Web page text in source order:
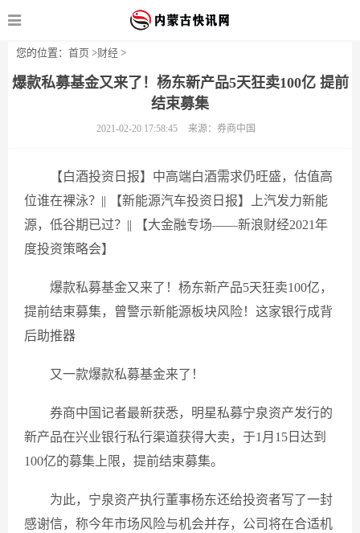
您的位置： 首页 >财经 >
爆款私募基金又来了！杨东新产品5天狂卖100亿 提前
结束募集
2021-02-20 17:58:45 来源：券商中国
【白酒投资日报】中高端白酒需求仍旺盛，估值高
位谁在裸泳？|| 【新能源汽车投资日报】上汽发力新能
源，低谷期已过？|| 【大金融专场——新浪财经2021年
度投资策略会】
爆款私募基金又来了！杨东新产品5天狂卖100亿，
提前结束募集，曾警示新能源板块风险！这家银行成背
后助推器
又一款爆款私募基金来了！
券商中国记者最新获悉，明星私募宁泉资产发行的
新产品在兴业银行私行渠道获得大卖，于1月15日达到
100亿的募集上限，提前结束募集。
为此，宁泉资产执行董事杨东还给投资者写了一封
感谢信，称今年市场风险与机会并存，公司将在合适机